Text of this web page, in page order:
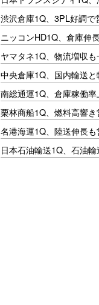
渋沢倉庫1Q、3PL好調で
ニッコンHD1Q、倉庫伸
ヤマタネ1Q、物流増収
中央倉庫1Q、国内輸送
南総通運1Q、倉庫稼働
栗林商船1Q、燃料高響
名港海運1Q、陸送伸長
日本石油輸送1Q、石油